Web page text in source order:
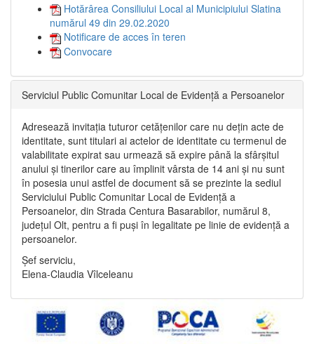
Hotărârea Consiliului Local al Municipiului Slatina
numărul 49 din 29.02.2020
Notificare de acces în teren
Convocare
Serviciul Public Comunitar Local de Evidență a Persoanelor
Adresează invitația tuturor cetățenilor care nu dețin acte de
identitate, sunt titulari ai actelor de identitate cu termenul de
valabilitate expirat sau urmează să expire până la sfârșitul
anului și tinerilor care au împlinit vârsta de 14 ani și nu sunt
în posesia unui astfel de document să se prezinte la sediul
Serviciului Public Comunitar Local de Evidență a
Persoanelor, din Strada Centura Basarabilor, numărul 8,
județul Olt, pentru a fi puși în legalitate pe linie de evidență a
persoanelor.
Șef serviciu,
Elena-Claudia Vîlceleanu